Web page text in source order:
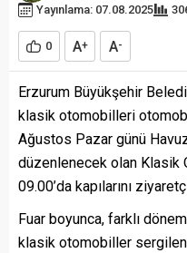
Yayınlama: 07.08.2025
0 A+ A-
Erzurum Büyükşehir
klasik otomobilleri
Ağustos Pazar günü
düzenlenecek olan Klasik
09.00’da kapılarını
Fuar boyunca, farklı
klasik otomobiller